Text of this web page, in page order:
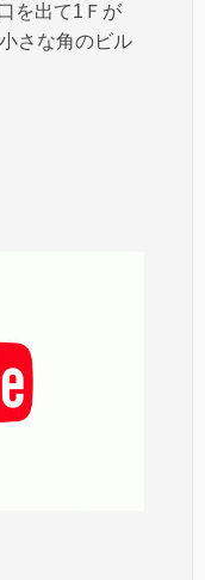
を出て1Ｆが
さな角のビル